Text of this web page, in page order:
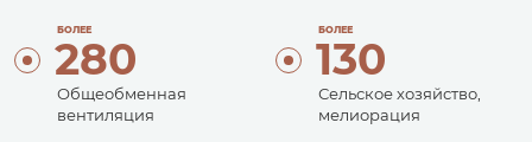
БОЛЕЕ
280
Общеобменная
вентиляция
БОЛЕЕ
130
Сельское хозяйство,
мелиорация